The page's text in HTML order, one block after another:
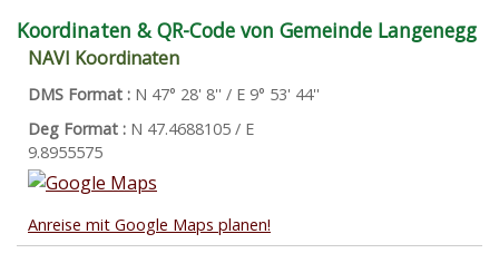
Koordinaten & QR-Code von Gemeinde Langenegg
NAVI Koordinaten
DMS Format : N 47° 28' 8'' / E 9° 53' 44''
Deg Format : N 47.4688105 / E
9.8955575
Anreise mit Google Maps planen!